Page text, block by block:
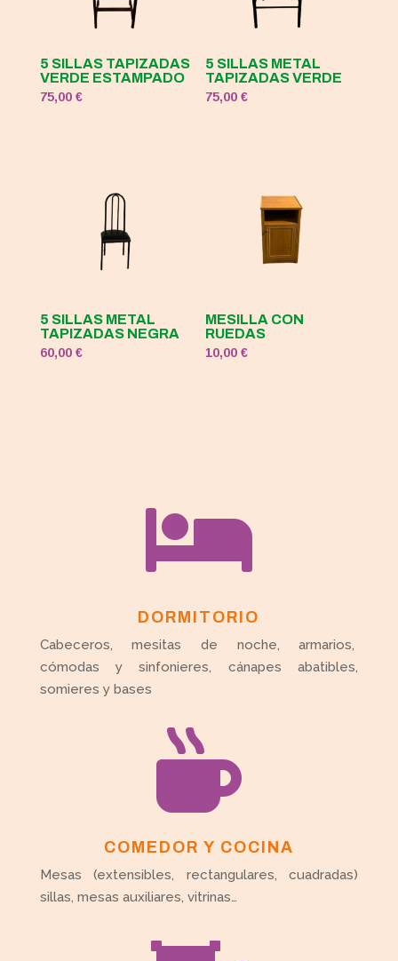
5 SILLAS TAPIZADAS
VERDE ESTAMPADO
75,00 €
5 SILLAS METAL
TAPIZADAS VERDE
75,00€
5 SILLAS METAL
TAPIZADAS NEGRA
60,00 €
MESILLA CON
RUEDAS
10,00€

DORMITORIO
Cabeceros, mesitas de noche, armarios,
cómodas y sinfonieres, cánapes abatibles,
somieres y bases

COMEDOR Y COCINA
Mesas (extensibles, rectangulares, cuadradas)
sillas, mesas auxiliares, vitrinas…